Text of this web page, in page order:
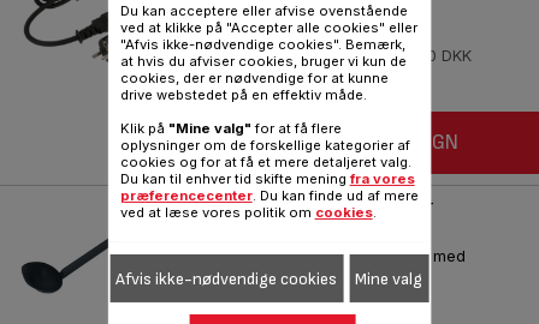
Reference :TS-01020680
55,00 DKK
På lager
FØJ TIL INDKØBSVOGN
CREPE-/MARMELADEØSE TS-
169790
Servér lækre, runde pandekager med
denne multi-pandekageøse.
Reference :TS-169790
Du kan acceptere eller afvise ovenstående
ved at klikke på "Accepter alle cookies" eller
"Afvis ikke-nødvendige cookies". Bemærk,
at hvis du afviser cookies, bruger vi kun de
cookies, der er nødvendige for at kunne
drive webstedet på en effektiv måde.
Klik på "Mine valg" for at få flere
oplysninger om de forskellige kategorier af
cookies og for at få et mere detaljeret valg.
Du kan til enhver tid skifte mening fra vores
præferencecenter. Du kan finde ud af mere
ved at læse vores politik om cookies.
Afvis ikke-nødvendige cookies Mine valg